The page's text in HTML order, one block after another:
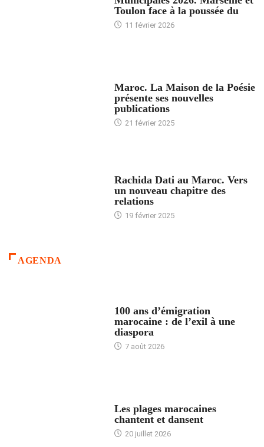
Toulon face à la poussée du
11 février 2026
Maroc. La Maison de la Poésie
présente ses nouvelles
publications
21 février 2025
Rachida Dati au Maroc. Vers
un nouveau chapitre des
relations
19 février 2025
AGENDA
100 ans d’émigration
marocaine : de l’exil à une
diaspora
7 août 2026
Les plages marocaines
chantent et dansent
20 juillet 2026